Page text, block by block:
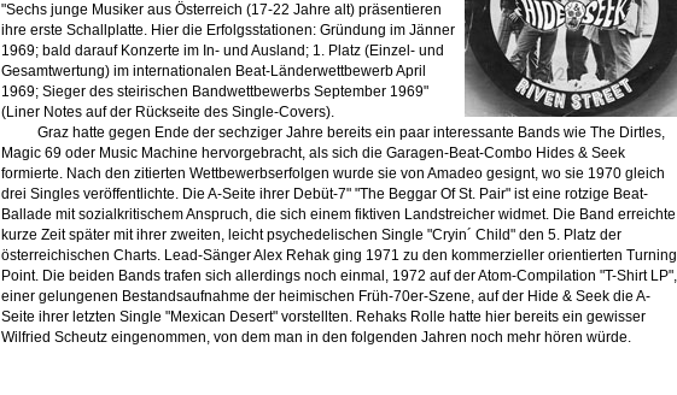
"Sechs junge Musiker aus Österreich (17-22 Jahre alt) präsentieren
ihre erste Schallplatte. Hier die Erfolgsstationen: Gründung im Jänner
1969; bald darauf Konzerte im In- und Ausland; 1. Platz (Einzel- und
Gesamtwertung) im internationalen Beat-Länderwettbewerb April
1969; Sieger des steirischen Bandwettbewerbs September 1969"
(Liner Notes auf der Rückseite des Single-Covers).
Graz hatte gegen Ende der sechziger Jahre bereits ein paar interessante Bands wie The Dirtles,
Magic 69 oder Music Machine hervorgebracht, als sich die Garagen-Beat-Combo Hides & Seek
formierte. Nach den zitierten Wettbewerbserfolgen wurde sie von Amadeo gesignt, wo sie 1970 gleich
drei Singles veröffentlichte. Die A-Seite ihrer Debüt-7" "The Beggar Of St. Pair" ist eine rotzige Beat-
Ballade mit sozialkritischem Anspruch, die sich einem fiktiven Landstreicher widmet. Die Band erreichte
kurze Zeit später mit ihrer zweiten, leicht psychedelischen Single "Cryin´ Child" den 5. Platz der
österreichischen Charts. Lead-Sänger Alex Rehak ging 1971 zu den kommerzieller orientierten Turning
Point. Die beiden Bands trafen sich allerdings noch einmal, 1972 auf der Atom-Compilation "T-Shirt LP",
einer gelungenen Bestandsaufnahme der heimischen Früh-70er-Szene, auf der Hide & Seek die A-
Seite ihrer letzten Single "Mexican Desert" vorstellten. Rehaks Rolle hatte hier bereits ein gewisser
Wilfried Scheutz eingenommen, von dem man in den folgenden Jahren noch mehr hören würde.